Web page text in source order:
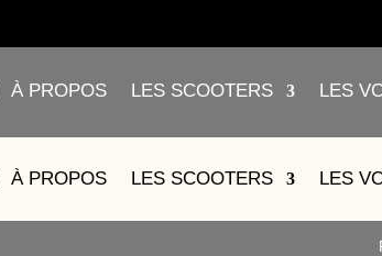
À PROPOS LES SCOOTERS LES
À PROPOS LES SCOOTERS LES
12 – SUPPORT